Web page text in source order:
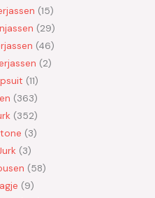
15
29
46
2
11
363
352
3
3
58
9